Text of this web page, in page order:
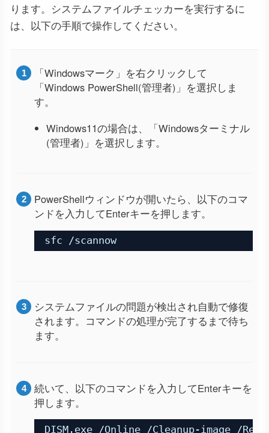
ります。システムファイルチェッカーを実行するに
は、以下の手順で操作してください。
「Windowsマーク」を右クリックして
「Windows PowerShell(管理者)」を選択しま
す。
Windows11の場合は、「Windowsターミナル
(管理者)」を選択します。
PowerShellウィンドウが開いたら、以下のコマ
ンドを入力してEnterキーを押します。
sfc /scannow
システムファイルの問題が検出され自動で修復
されます。コマンドの処理が完了するまで待ち
ます。
続いて、以下のコマンドを入力してEnterキーを
押します。
DISM.exe /Online /Cleanup-image /